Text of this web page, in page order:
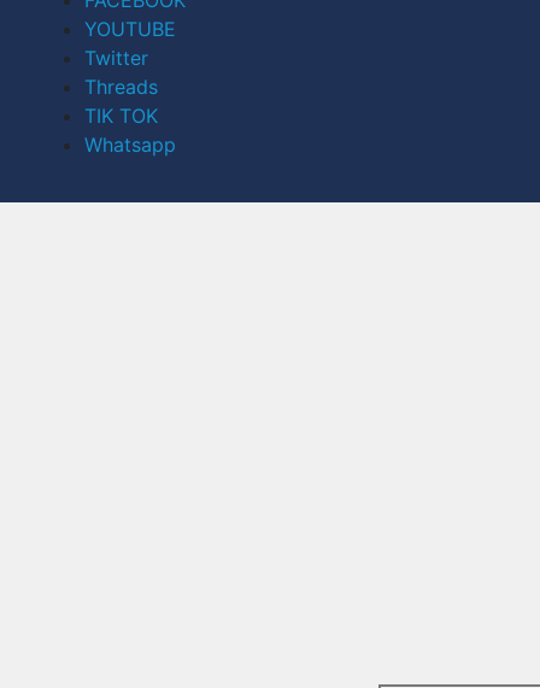
YOUTUBE
Twitter
Threads
TIK TOK
Whatsapp